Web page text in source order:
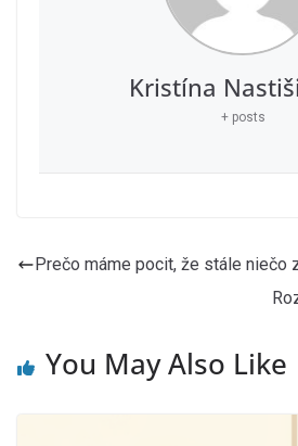
Kristína
+ posts
Prečo máme pocit, že stále niečo
You May Also Like